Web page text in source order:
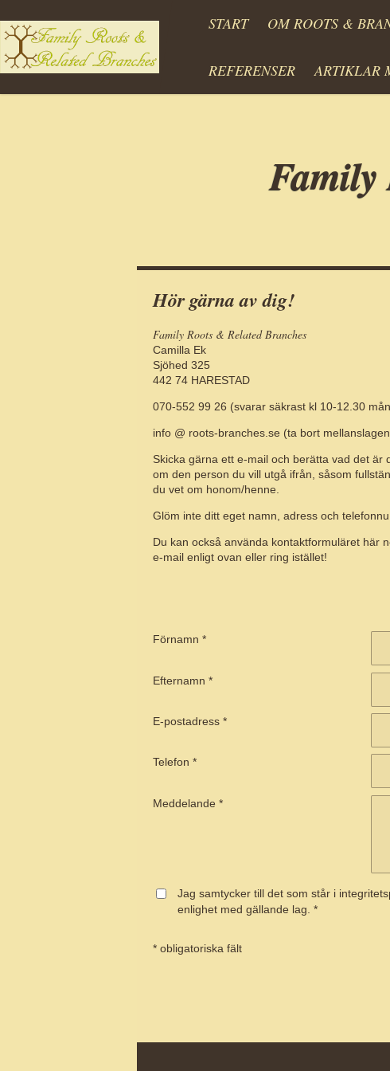
START OM ROOTS &
REFERENSER ARTIKLAR
Family
Hör gärna av dig!
Family Roots & Related Branches
Camilla Ek
Sjöhed 325
442 74 HARESTAD
070-552 99 26 (svarar säkrast kl 10-12.30
info @ roots-branches.se (ta bort
Skicka gärna ett e-mail och berätta vad det är
om den person du vill utgå ifrån, såsom
du vet om honom/henne.
Glöm inte ditt eget namn, adress och
Du kan också använda kontaktformuläret här
e-mail enligt ovan eller ring istället!
Förnamn *
Efternamn *
E-postadress *
Telefon *
Meddelande *
Jag samtycker till det som står i
enlighet med gällande lag. *
* obligatoriska fält